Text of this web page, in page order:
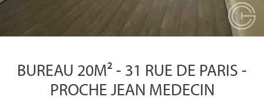
BUREAU 20M² - 31 RUE DE PARIS -
PROCHE JEAN MEDECIN